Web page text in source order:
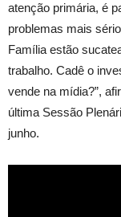
atenção primária, é
problemas mais
Família estão
trabalho. Cadê o
vende na mídia?”,
última Sessão
junho.